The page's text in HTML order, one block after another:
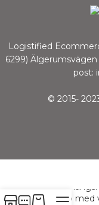
Logistified
6299) Älgerumsvägen
post:
© 2015-
Charm-
Hästsko med